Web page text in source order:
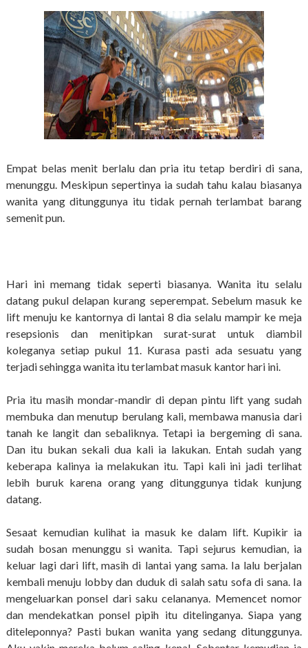
Empat belas menit berlalu dan pria itu tetap berdiri di sana,
menunggu. Meskipun sepertinya ia sudah tahu kalau biasanya
wanita yang ditunggunya itu tidak pernah terlambat barang
semenit pun.
Hari ini memang tidak seperti biasanya. Wanita itu selalu
datang pukul delapan kurang seperempat. Sebelum masuk ke
lift menuju ke kantornya di lantai 8 dia selalu mampir ke meja
resepsionis dan menitipkan surat-surat untuk diambil
koleganya setiap pukul 11. Kurasa pasti ada sesuatu yang
terjadi sehingga wanita itu terlambat masuk kantor hari ini.
Pria itu masih mondar-mandir di depan pintu lift yang sudah
membuka dan menutup berulang kali, membawa manusia dari
tanah ke langit dan sebaliknya. Tetapi ia bergeming di sana.
Dan itu bukan sekali dua kali ia lakukan. Entah sudah yang
keberapa kalinya ia melakukan itu. Tapi kali ini jadi terlihat
lebih buruk karena orang yang ditunggunya tidak kunjung
datang.
Sesaat kemudian kulihat ia masuk ke dalam lift. Kupikir ia
sudah bosan menunggu si wanita. Tapi sejurus kemudian, ia
keluar lagi dari lift, masih di lantai yang sama. Ia lalu berjalan
kembali menuju lobby dan duduk di salah satu sofa di sana. Ia
mengeluarkan ponsel dari saku celananya. Memencet nomor
dan mendekatkan ponsel pipih itu ditelinganya. Siapa yang
diteleponnya? Pasti bukan wanita yang sedang ditunggunya.